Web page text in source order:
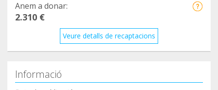
Anem a donar:
2.310 €
Veure detalls de recaptacions
Informació